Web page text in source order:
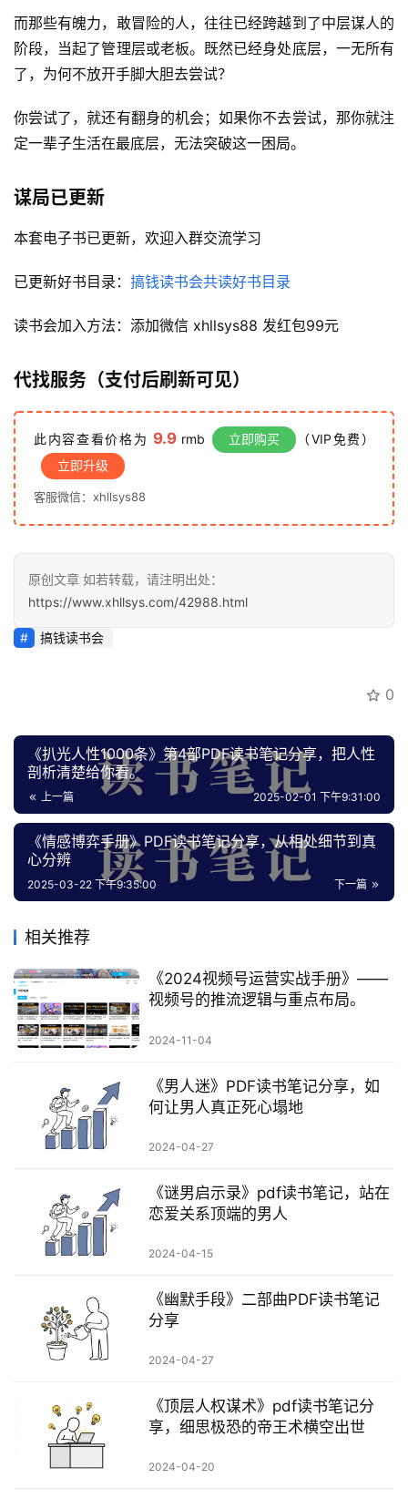
营
百
科
创
业
资
会
专
而那些有魄力，敢冒险的人，往往已经跨越到了中层谋人的
阶段，当起了管理层或老板。既然已经身处底层，一无所有
了，为何不放开手脚大胆去尝试？
你尝试了，就还有翻身的机会；如果你不去尝试，那你就注
定一辈子生活在最底层，无法突破这一困局。
谋局已更新
本套电子书已更新，欢迎入群交流学习
已更新好书目录： 搞钱读书会共读好书目录
读书会加入方法：添加微信 xhllsys88 发红包99元
代找服务（支付后刷新可见）
此内容查看价格为 9.9 rmb 立即购买
（VIP免费）
立即升级
客服微信：xhllsys88
原创文章 如若转载，请注明出处：
https://www.xhllsys.com/42988.html
搞钱读书会
0
《扒光人性1000条》第4部PDF读书笔记分享，把人性
剖析清楚给你看。
上一篇 2025-02-01 下午9:31:00
《情感博弈手册》PDF读书笔记分享，从相处细节到真
心分辨
下一篇
2025-03-22 下午9:35:00
相关推荐
《2024视频号运营实战手册》——
视频号的推流逻辑与重点布局。
2024-11-04
《男人迷》PDF读书笔记分享，如
何让男人真正死心塌地
2024-04-27
《谜男启示录》pdf读书笔记，站在
恋爱关系顶端的男人
2024-04-15
《幽默手段》二部曲PDF读书笔记
分享
2024-04-27
《顶层人权谋术》pdf读书笔记分
享，细思极恐的帝王术横空出世
2024-04-20